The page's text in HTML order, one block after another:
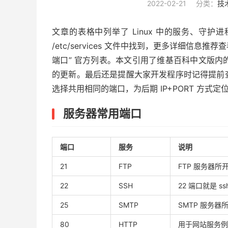
2022-02-21 分类： 技
文章的表格中列举了 Linux 中的服务、守护
/etc/services 文件中找到，更多详细信息推荐
端口” 官方列表。本文引用了维基百科中文版
的更新。最后还是提醒大家开发程序时记得提
选择共用相同的端口，为后期 IP+PORT 方式定
服务器常用端口
端口 服务 说明
21 FTP FTP 服务器所
22 SSH 22 端口就是
25 SMTP SMTP 服务器
80 HTTP 用于网站服务